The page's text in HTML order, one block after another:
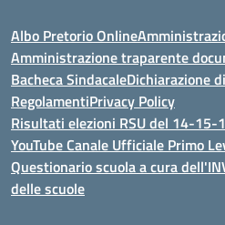
Albo Pretorio Online
Amministrazione traparente
Bacheca SindacaleDichiarazione
RegolamentiPrivacy Policy
Risultati elezioni RSU del 14-15-
YouTube Canale Ufficiale Primo
Questionario scuola a cura
delle scuole